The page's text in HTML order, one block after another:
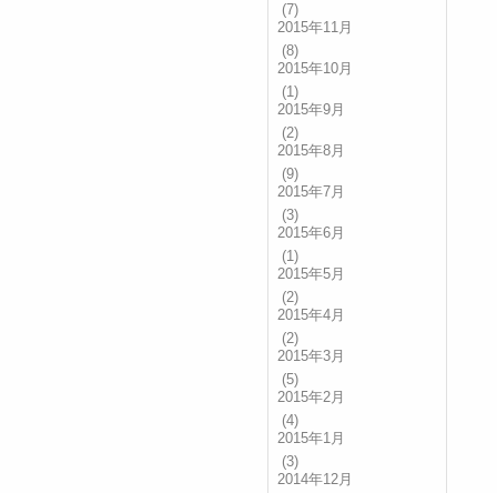
(7)
2015年11月
(8)
2015年10月
(1)
2015年9月
(2)
2015年8月
(9)
2015年7月
(3)
2015年6月
(1)
2015年5月
(2)
2015年4月
(2)
2015年3月
(5)
2015年2月
(4)
2015年1月
(3)
2014年12月